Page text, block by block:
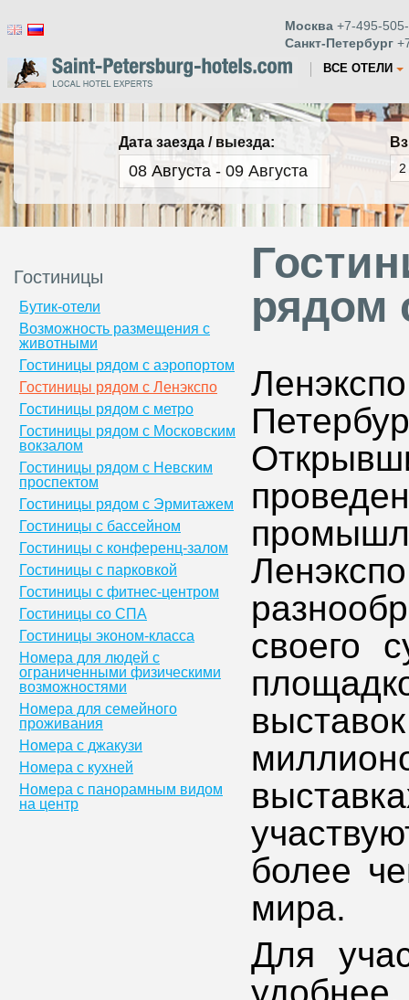
Москва +7-495-
Санкт-Петербург
ВСЕ ОТЕЛИ
Дата заезда / выезда:
Гостиницы
Бутик-отели
Возможность размещения с
животными
Гостиницы рядом с аэропортом
Гостиницы рядом с Ленэкспо
Гостиницы рядом с метро
Гостиницы рядом с Московским
вокзалом
Гостиницы рядом с Невским
проспектом
Гостиницы рядом с Эрмитажем
Гостиницы с бассейном
Гостиницы с конференц-залом
Гостиницы с парковкой
Гостиницы с фитнес-центром
Гостиницы со СПА
Гостиницы эконом-класса
Номера для людей с
ограниченными физическими
возможностями
Номера для семейного
проживания
Номера с джакузи
Номера с кухней
Номера с панорамным видом
на центр
рядом
своего
более
мира.
Для